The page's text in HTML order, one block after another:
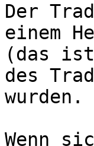
Der
einem
(das
des
wurden.
Wenn